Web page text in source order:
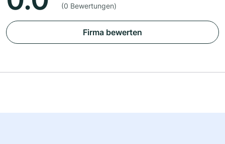
(0 Bewertungen)
Firma bewerten